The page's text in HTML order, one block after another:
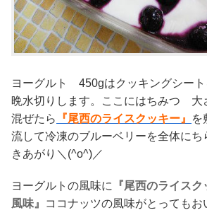
ヨーグルト 450gはクッキングシート
晩水切りします。ここにはちみつ 大
混ぜたら
『尾西のライスクッキー』
を
流して冷凍のブルーベリーを全体にち
きあがり＼(^o^)／
ヨーグルトの風味に
『尾西のライス
風味』
ココナッツの風味がとってもお